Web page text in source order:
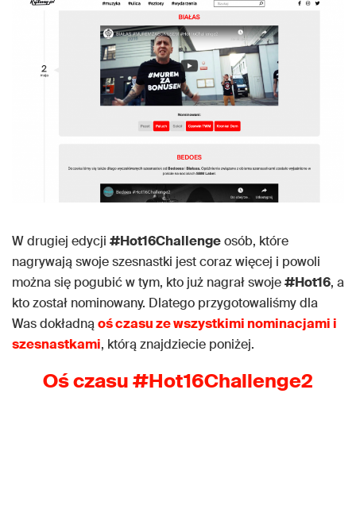
W drugiej edycji #Hot16Challengeosób, które
nagrywają swoje szesnastki jest coraz więcej i powoli
można się pogubić w tym, kto już nagrał swoje#Hot16, a
kto został nominowany. Dlatego przygotowaliśmy dla
Was dokładnąoś czasu ze wszystkimi nominacjami i
szesnastkami, którą znajdziecie poniżej.
Oś czasu #Hot16Challenge2